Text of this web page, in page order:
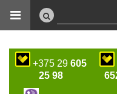
+375 29 605
25 98